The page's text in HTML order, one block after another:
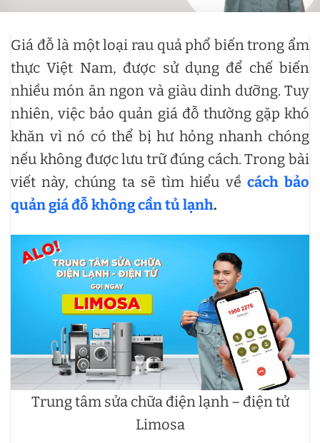
Giá đỗ là một loại rau quả phổ biến trong ẩm
thực Việt Nam, được sử dụng để chế biến
nhiều món ăn ngon và giàu dinh dưỡng. Tuy
nhiên, việc bảo quản giá đỗ thường gặp khó
khăn vì nó có thể bị hư hỏng nhanh chóng
nếu không được lưu trữ đúng cách. Trong bài
viết này, chúng ta sẽ tìm hiểu về cách bảo
quản giá đỗ không cần tủ lạnh.
Trung tâm sửa chữa điện lạnh – điện tử
Limosa